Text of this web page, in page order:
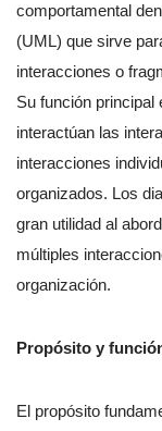
comportamental
(UML) que sirve
interacciones o
Su función principal
interactúan las
interacciones
organizados. Los
gran utilidad al
múltiples
organización.
Propósito y
El propósito